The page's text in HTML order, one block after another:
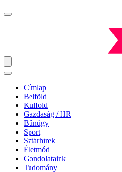
Címlap
Belföld
Külföld
Gazdaság / HR
Bűnügy
Sport
Sztárhírek
Életmód
Gondolataink
Tudomány